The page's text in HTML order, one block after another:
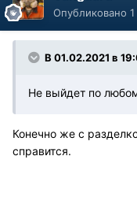
Опубликовано
В 01.02.2021 в
Не выйдет по
Конечно же с
справится.